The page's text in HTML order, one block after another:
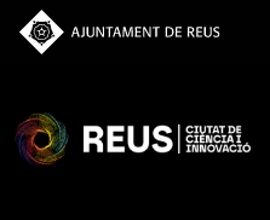
Vés al contingut